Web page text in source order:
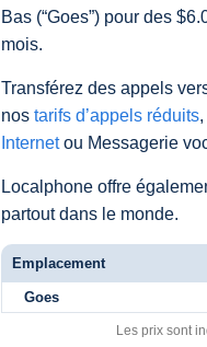
Bas (“Goes”) pour des
mois.
Transférez des appels
nos tarifs d’appels réduits
Internetou Messagerie
Localphone offre
partout dans le monde.
Emplacement
Goes
Les prix sont